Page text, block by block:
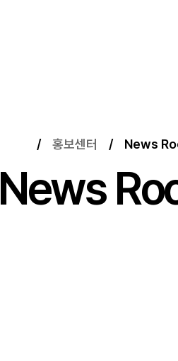
/ 홍보센터 / News
News